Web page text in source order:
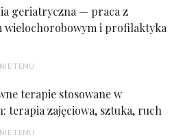
geriatryczna — praca z
wielochorobowym i profilaktyka
TEMU
terapie stosowane w
terapia zajęciowa, sztuka, ruch
TEMU